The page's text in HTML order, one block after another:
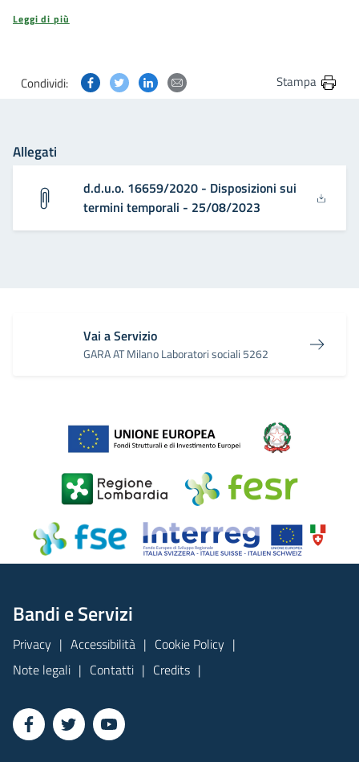
Leggi di più
Condividi: Condividi questa pagina su Facebook
Condividi questa pagina su Twitter
Condividi questa pagina su Linkedin
Condividi questa pagina via
Stampa
Allegati
d.d.u.o. 16659/2020 - Disposizioni sui
termini temporali - 25/08/2023
Vai a Servizio
GARA AT Milano Laboratori sociali 5262
Bandi e Servizi
Privacy Accessibilità
Cookie Policy
Note legali
Contatti Credits